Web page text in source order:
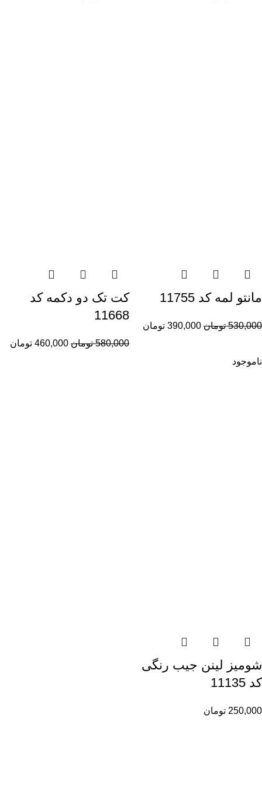
مانتو لمه کد 11755
530,000 تومان 390,000 تومان
کت تک دو دکمه کد
11668
580,000 تومان 460,000 تومان
ناموجود
شومیز لینن جیب رنگی
کد 11135
250,000 تومان